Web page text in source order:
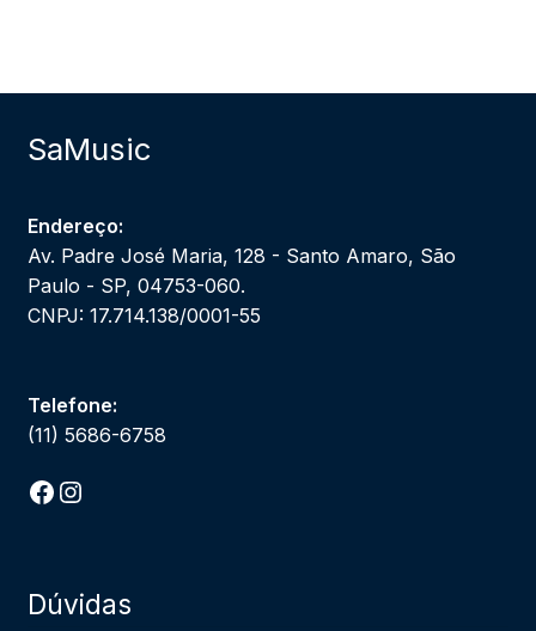
SaMusic
Endereço:
Av. Padre José Maria, 128 - Santo Amaro, São
Paulo - SP, 04753-060.
CNPJ: 17.714.138/0001-55
Telefone:
(11) 5686-6758
Facebook
Instagram
Dúvidas